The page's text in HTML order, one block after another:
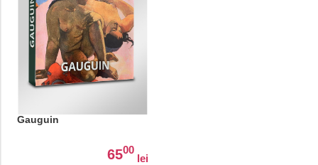
Gauguin
6500
lei